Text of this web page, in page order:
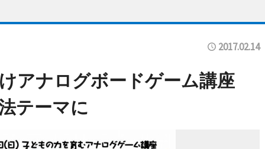
2017.02.14
アナログボードゲーム講座
テーマに